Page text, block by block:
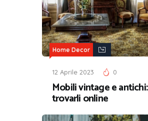
Home Decor
12 Aprile 2023 0
Mobili vintage e antichi:
trovarli online